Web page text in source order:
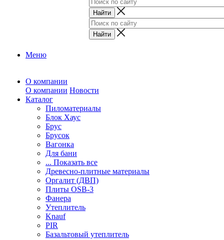
Меню
О компании
О компании Новости
Каталог
Пиломатериалы
Блок Хаус
Брус
Брусок
Вагонка
Для бани
... Показать все
Древесно-плитные материалы
Оргалит (ДВП)
Плиты OSB-3
Фанера
Утеплитель
Knauf
PIR
Базальтовый утеплитель